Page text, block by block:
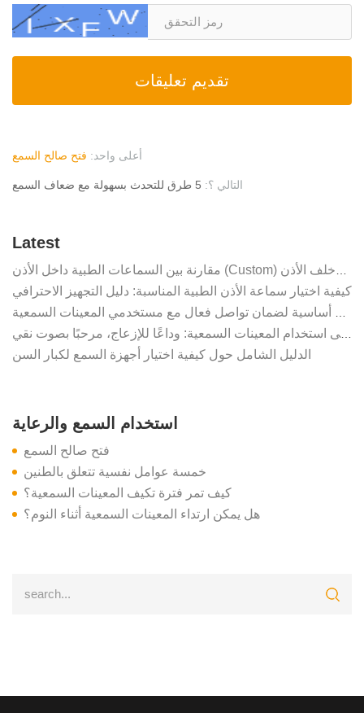
تقديم تعليقات
أعلى واحد: فتح صالح السمع
التالي ؟: 5 طرق للتحدث بسهولة مع ضعاف السمع
Latest
كيفية اختيار سماعة الأذن الطبية المناسبة: دليل التجهيز الاحترافي
فترة التعود على استخدام المعينات السمعية: وداعًا للإزعاج، مرحبًا بصوت نقي
الدليل الشامل حول كيفية اختيار أجهزة السمع لكبار السن
استخدام السمع والرعاية
فتح صالح السمع
خمسة عوامل نفسية تتعلق بالطنين
كيف تمر فترة تكيف المعينات السمعية؟
هل يمكن ارتداء المعينات السمعية أثناء النوم؟